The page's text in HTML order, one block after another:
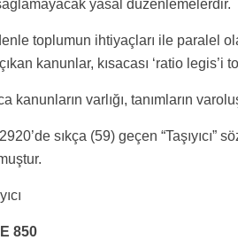
yasal düzenlemelerdir.
toplumun ihtiyaçları ile paralel
kanunlar, kısacası ‘ratio
kanunların varlığı, tanımların
sıkça (59) geçen
850